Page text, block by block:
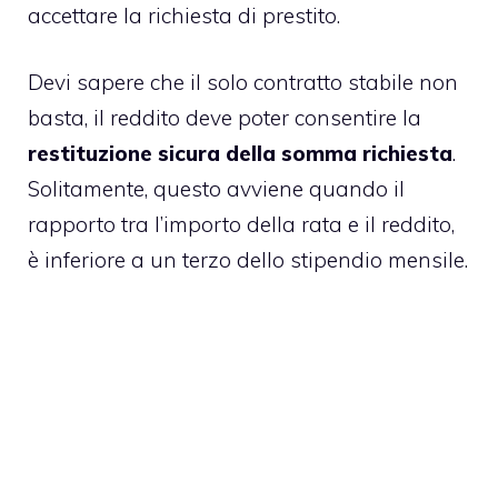
accettare la richiesta di prestito.
Devi sapere che il solo contratto stabile non
basta, il reddito deve poter consentire la
restituzione sicura della somma richiesta.
Solitamente, questo avviene quando il
rapporto tra l’importo della rata e il reddito,
è inferiore a un terzo dello stipendio mensile.